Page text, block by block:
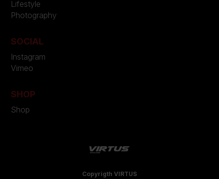
Lifestyle
Photography
SOCIAL
Instagram
Vimeo
SHOP
Shop
Copyrigth VIRTUS